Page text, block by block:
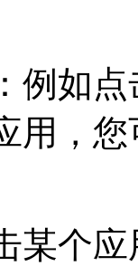
例如
用，
某个